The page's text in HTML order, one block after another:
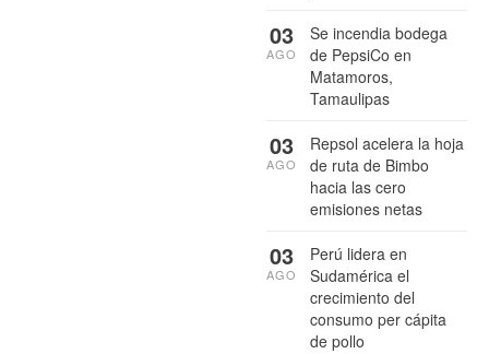
Se incendia bodega
de PepsiCo en
Matamoros,
Tamaulipas
03
AGO
Repsol acelera la hoja
de ruta de Bimbo
hacia las cero
emisiones netas
03
AGO
Perú lidera en
Sudamérica el
crecimiento del
consumo per cápita
de pollo
03
AGO